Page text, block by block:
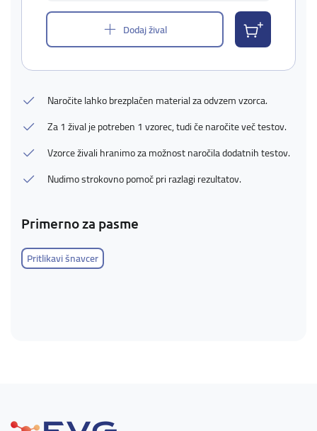
Dodaj žival
Naročite lahko brezplačen material za odvzem vzorca.
Za 1 žival je potreben 1 vzorec, tudi če naročite več testov.
Vzorce živali hranimo za možnost naročila dodatnih testov.
Nudimo strokovno pomoč pri razlagi rezultatov.
Primerno za pasme
Pritlikavi šnavcer